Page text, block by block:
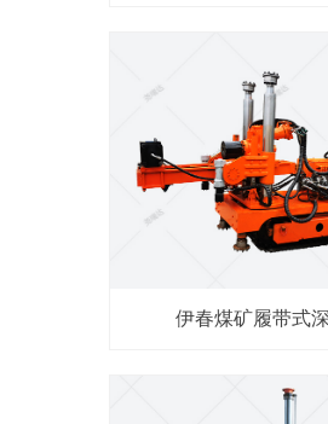
伊春煤矿履带式